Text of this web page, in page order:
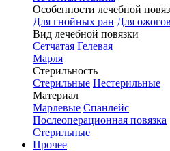
Особенности лечебной
Для гнойных ран Для ожогов
Вид лечебной повязки
Сетчатая Гелевая
Марля
Стерильность
Стерильные Нестерильные
Материал
Марлевые Спанлейс
Послеоперационная повязка
Стерильные
Прочее